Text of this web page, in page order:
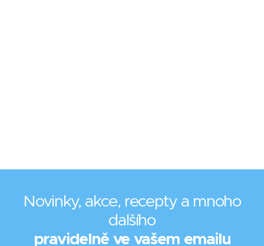
Novinky, akce, recepty a mnoho
dalšího
pravidelně ve vašem emailu